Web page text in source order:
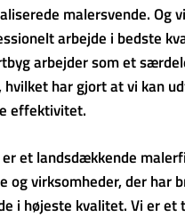
malersvende. Og
arbejde i bedste
arbejder som et
har gjort at vi kan
effektivitet.
er et landsdækkende
og virksomheder, der har
i højeste kvalitet. Vi er et